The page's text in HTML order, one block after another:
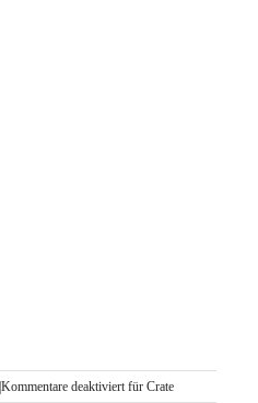
Kommentare deaktiviertfür Crate